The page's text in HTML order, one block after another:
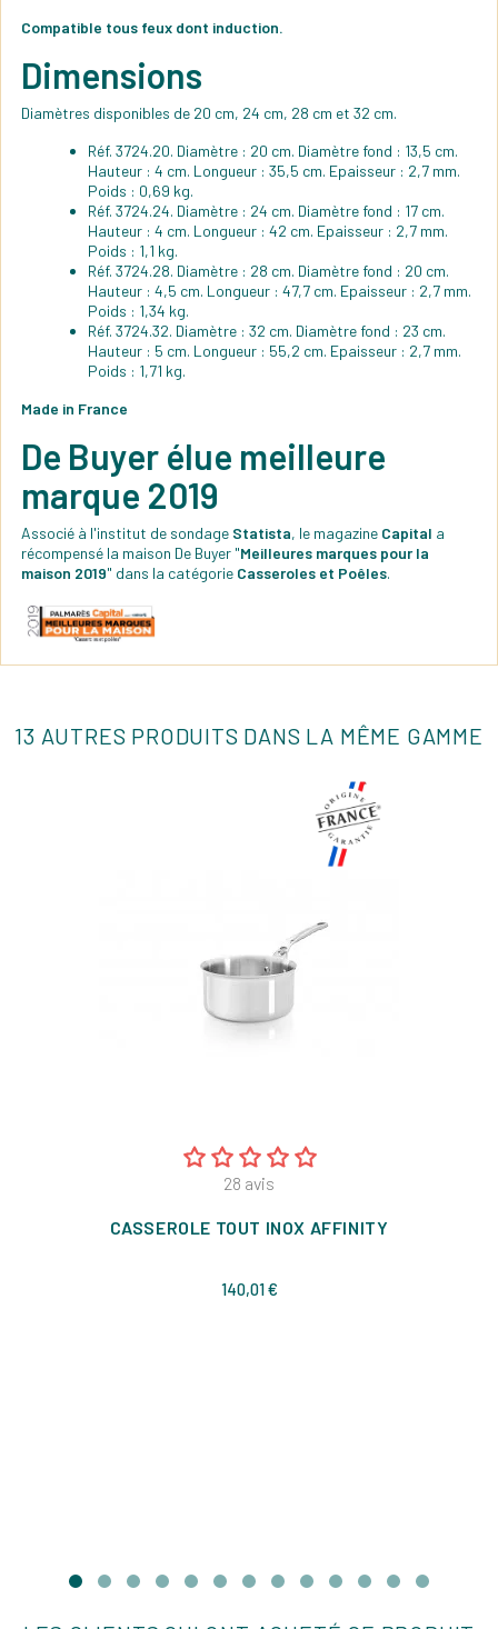
Compatible tous feux dont induction.
Dimensions
Diamètres disponibles de 20 cm, 24 cm, 28 cm et 32 cm.
Réf. 3724.20. Diamètre : 20 cm. Diamètre fond : 13,5 cm.
Hauteur : 4 cm. Longueur : 35,5 cm. Epaisseur : 2,7 mm.
Poids : 0,69 kg.
Réf. 3724.24. Diamètre : 24 cm. Diamètre fond : 17 cm.
Hauteur : 4 cm. Longueur : 42 cm. Epaisseur : 2,7 mm.
Poids : 1,1 kg.
Réf. 3724.28. Diamètre : 28 cm. Diamètre fond : 20 cm.
Hauteur : 4,5 cm. Longueur : 47,7 cm. Epaisseur : 2,7 mm.
Poids : 1,34 kg.
Réf. 3724.32. Diamètre : 32 cm. Diamètre fond : 23 cm.
Hauteur : 5 cm. Longueur : 55,2 cm. Epaisseur : 2,7 mm.
Poids : 1,71 kg.
Made in France
De Buyer élue meilleure
marque 2019
Associé à l'institut de sondage Statista, le magazine Capital a
récompensé la maison De Buyer "Meilleures marques pour la
maison 2019" dans la catégorie Casseroles et Poêles.
13 AUTRES PRODUITS DANS LA MÊME GAMME
28 avis
CASSEROLE TOUT INOX AFFINITY
140,01 €Prix